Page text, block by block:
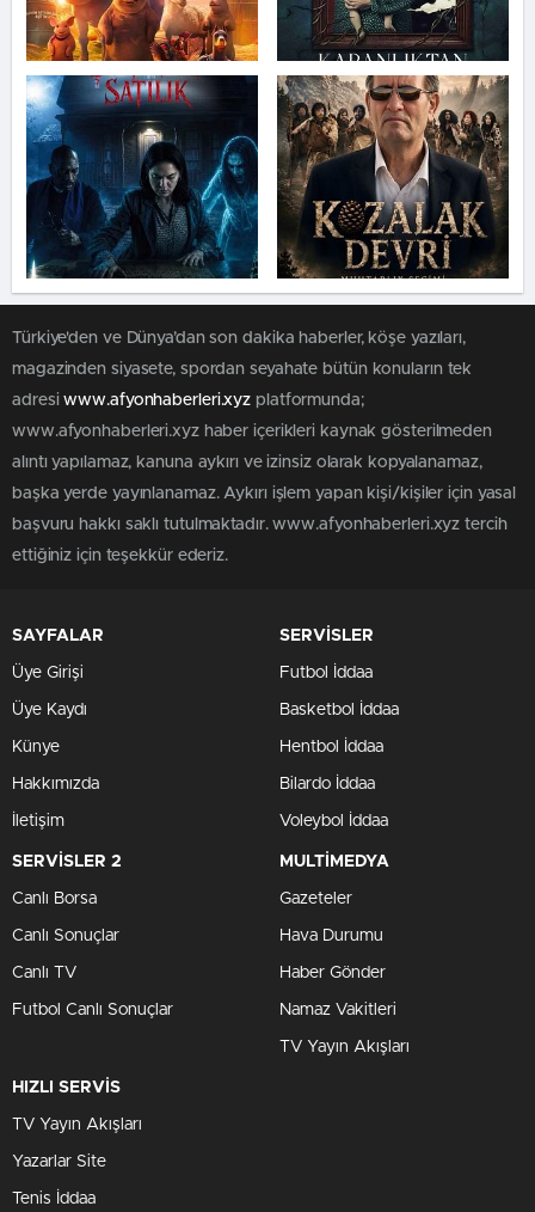
Türkiye'den ve Dünya’dan son dakika haberler, köşe yazıları,
magazinden siyasete, spordan seyahate bütün konuların tek
adresiwww.afyonhaberleri.xyz platformunda;
www.afyonhaberleri.xyz haber içerikleri kaynak gösterilmeden
alıntı yapılamaz, kanuna aykırı ve izinsiz olarak kopyalanamaz,
başka yerde yayınlanamaz. Aykırı işlem yapan kişi/kişiler için yasal
başvuru hakkı saklı tutulmaktadır. www.afyonhaberleri.xyz tercih
ettiğiniz için teşekkür ederiz.
SAYFALAR
Üye Girişi
Üye Kaydı
Künye
Hakkımızda
İletişim
SERVİSLER
Futbol İddaa
Basketbol İddaa
Hentbol İddaa
Bilardo İddaa
Voleybol İddaa
SERVİSLER 2
Canlı Borsa
Canlı Sonuçlar
Canlı TV
Futbol Canlı Sonuçlar
MULTİMEDYA
Gazeteler
Hava Durumu
Haber Gönder
Namaz Vakitleri
TV Yayın Akışları
HIZLI SERVİS
TV Yayın Akışları
Yazarlar Site
Tenis İddaa